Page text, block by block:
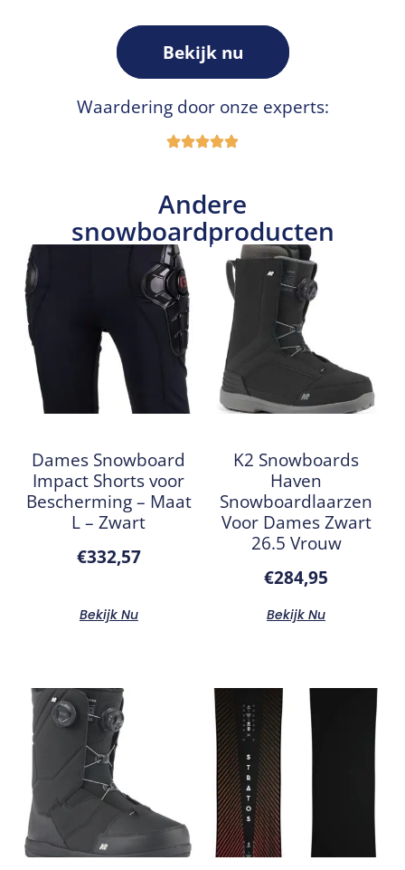
Bekijk nu
Waardering door onze experts:
Andere
snowboardproducten
Dames Snowboard
Impact Shorts voor
Bescherming – Maat
L – Zwart
€332,57
Bekijk Nu
K2 Snowboards
Haven
Snowboardlaarzen
Voor Dames Zwart
26.5 Vrouw
€284,95
Bekijk Nu